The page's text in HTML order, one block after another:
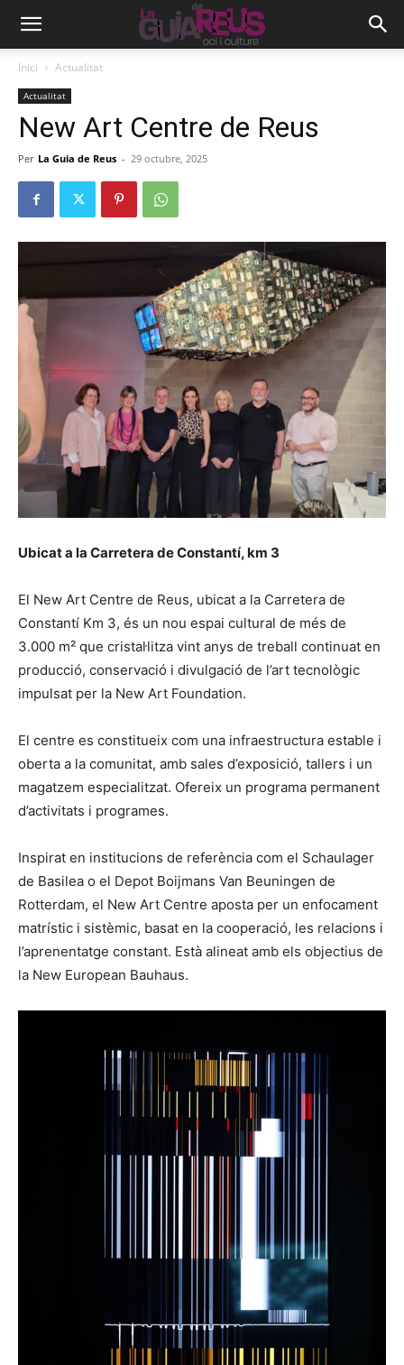
Inici Actualitat
Actualitat
New Art Centre de Reus
Per La Guia de Reus - 29 octubre, 2025
Ubicat a la Carretera de Constantí, km 3
El New Art Centre de Reus, ubicat a la Carretera de
Constantí Km 3, és un nou espai cultural de més de
3.000 m² que cristal·litza vint anys de treball continuat en
producció, conservació i divulgació de l’art tecnològic
impulsat per la New Art Foundation.
El centre es constitueix com una infraestructura estable i
oberta a la comunitat, amb sales d’exposició, tallers i un
magatzem especialitzat. Ofereix un programa permanent
d’activitats i programes.
Inspirat en institucions de referència com el Schaulager
de Basilea o el Depot Boijmans Van Beuningen de
Rotterdam, el New Art Centre aposta per un enfocament
matrístic i sistèmic, basat en la cooperació, les relacions i
l’aprenentatge constant. Està alineat amb els objectius de
la New European Bauhaus.